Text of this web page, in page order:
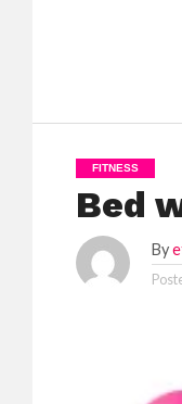
FITNESS
Bed
By